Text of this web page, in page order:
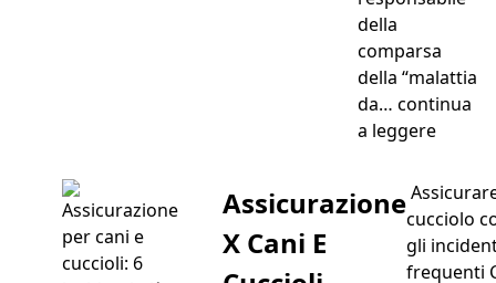
della
comparsa
della “malattia
da… continua
a leggere“Uova
Assicurazione
X Cani E
cucciolo
gli
frequenti